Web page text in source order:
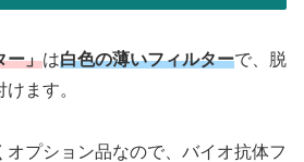
ー」は白色の薄いフィルターで、脱
ます。
プション品なので、バイオ抗体フ